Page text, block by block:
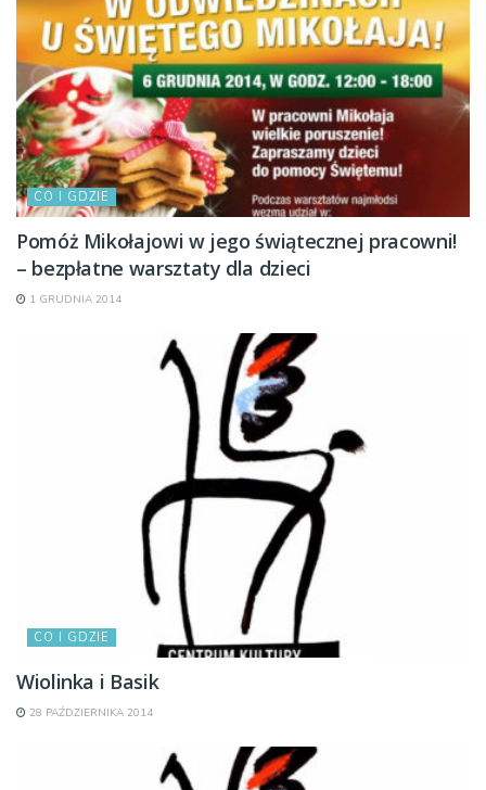
CO I GDZIE
Pomóż Mikołajowi w jego świątecznej pracowni!
– bezpłatne warsztaty dla dzieci
1 GRUDNIA 2014
CO I GDZIE
Wiolinka i Basik
28 PAŹDZIERNIKA 2014